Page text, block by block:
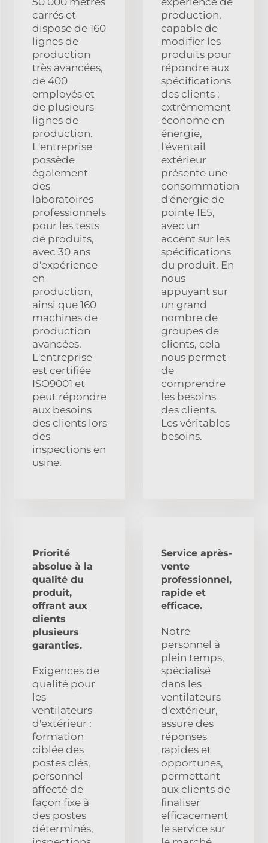
carrés et
dispose de 160
lignes de
production
très avancées,
de 400
employés et
de plusieurs
lignes de
production.
L'entreprise
possède
également
des
laboratoires
professionnels
pour les tests
de produits,
avec 30 ans
d'expérience
en
production,
ainsi que 160
machines de
production
avancées.
L'entreprise
est certifiée
ISO9001 et
peut répondre
aux besoins
des clients lors
des
inspections en
usine.
production,
capable de
modifier les
produits pour
répondre aux
spécifications
des clients ;
extrêmement
économe en
énergie,
l'éventail
extérieur
présente une
consommation
d'énergie de
pointe IE5,
avec un
accent sur les
spécifications
du produit. En
nous
appuyant sur
un grand
nombre de
groupes de
clients, cela
nous permet
de
comprendre
les besoins
des clients.
Les véritables
besoins.
Priorité
absolue à la
qualité du
produit,
offrant aux
clients
plusieurs
garanties.
Exigences de
qualité pour
les
ventilateurs
d'extérieur :
formation
ciblée des
postes clés,
personnel
affecté de
façon fixe à
des postes
déterminés,
Service après-
vente
professionnel,
rapide et
efficace.
Notre
personnel à
plein temps,
spécialisé
dans les
ventilateurs
d'extérieur,
assure des
réponses
rapides et
opportunes,
permettant
aux clients de
finaliser
efficacement
le service sur